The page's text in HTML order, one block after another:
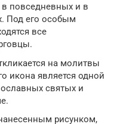
в повседневных и в
Под его особым
все
на молитвы
икона является одной
святых и
рисунком,